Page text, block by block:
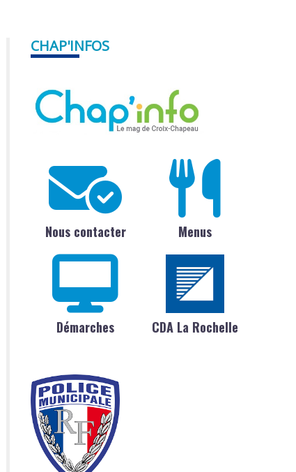
CHAP'INFOS
Nous contacter Menus
Démarches CDA La Rochelle